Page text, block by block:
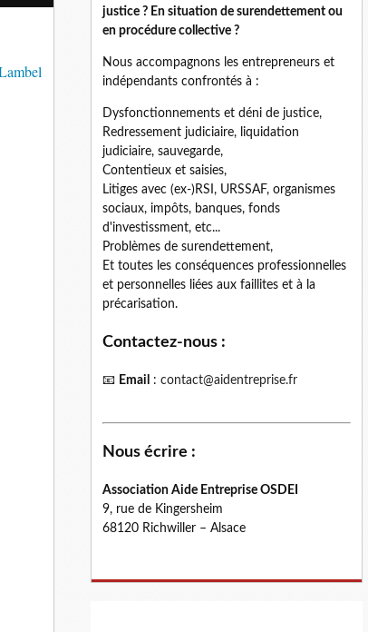
justice ? En situation de surendettement ou
en procédure collective ?
Nous accompagnons les entrepreneurs et
indépendants confrontés à :
Dysfonctionnements et déni de justice,
Redressement judiciaire, liquidation
judiciaire, sauvegarde,
Contentieux et saisies,
Litiges avec (ex-)RSI, URSSAF, organismes
sociaux, impôts, banques, fonds
d'investissment, etc...
Problèmes de surendettement,
Et toutes les conséquences professionnelles
et personnelles liées aux faillites et à la
précarisation.
Contactez-nous :
📧 Email : contact@aidentreprise.fr
Nous écrire :
Association Aide Entreprise OSDEI
9, rue de Kingersheim
68120 Richwiller – Alsace